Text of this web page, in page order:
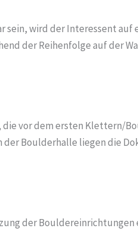
sein, wird der Interessent auf
der Reihenfolge auf der
die vor dem ersten Klettern/
der Boulderhalle liegen die
der Bouldereinrichtungen